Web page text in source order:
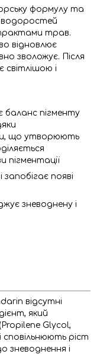
формулу та
водоростей
трав.
відновлює
зволожує. Після
і
баланс пігменту
що утворюють
пігментації
появі
зневоднену і
відсутні
який
Glycol,
сповільнюють ріст
зневоднення і